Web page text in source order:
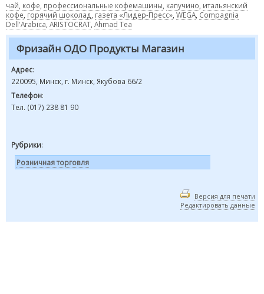
чай кофе профессиональные кофемашины капучино итальянский
кофе горячий шоколад газета «Лидер-Пресс» WEGA Compagnia
Dell'Arabica ARISTOCRAT Ahmad Tea
Фризайн ОДО Продукты Магазин
Адрес:
220095, Минск, г. Минск, Якубова 66/2
Телефон:
Тел. (017) 238 81 90
Рубрики:
Розничная торговля
Версия для печати
Редактировать данные